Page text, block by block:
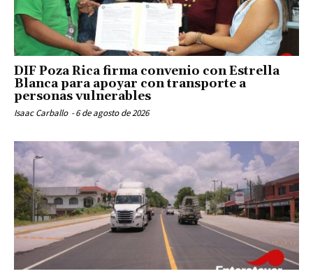
DIF Poza Rica firma convenio con Estrella
Blanca para apoyar con transporte a
personas vulnerables
Isaac Carballo -6 de agosto de 2026